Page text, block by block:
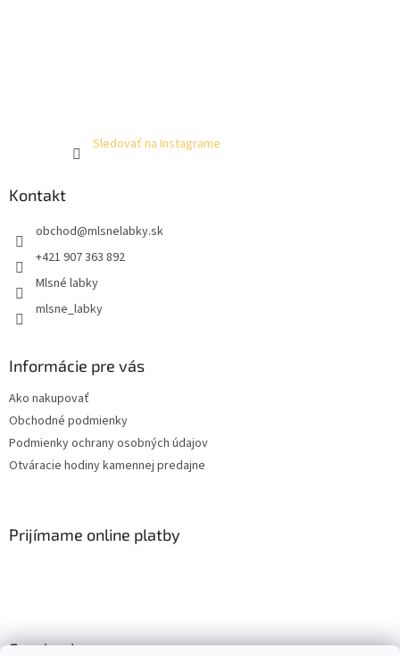
Sledovať na Instagrame
Kontakt
obchod@mlsnelabky.sk
+421 907 363 892
Mlsné labky
mlsne_labky
Informácie pre vás
Ako nakupovať
Obchodné podmienky
Podmienky ochrany osobných údajov
Otváracie hodiny kamennej predajne
Prijímame online platby
Facebook